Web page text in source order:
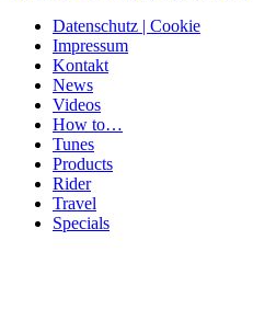
Datenschutz | Cookie
Impressum
Kontakt
News
Videos
How to…
Tunes
Products
Rider
Travel
Specials